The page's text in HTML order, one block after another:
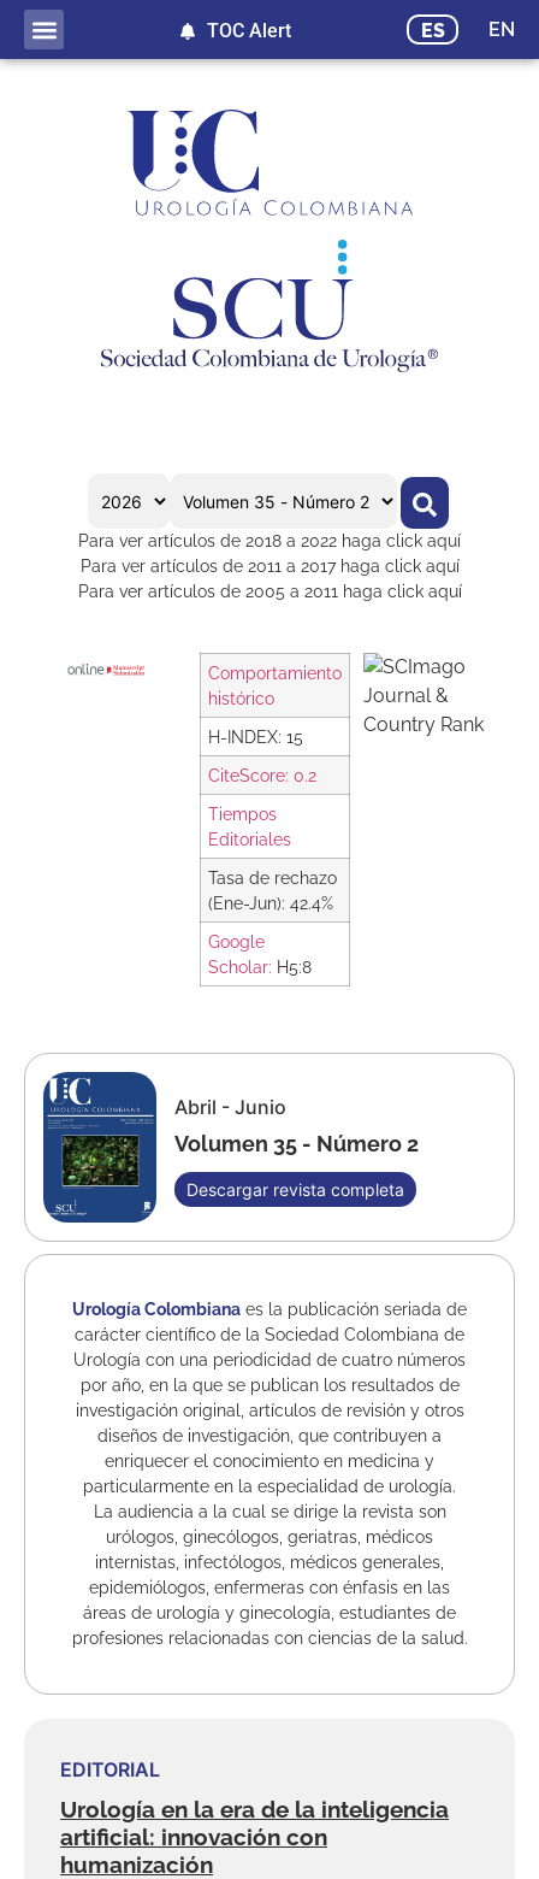
ES EN
TOC Alert
Para ver artículos de 2018 a 2022 haga click aquí
Para ver artículos de 2011 a 2017 haga click aquí
Para ver artículos de 2005 a 2011 haga click aquí
Comportamiento
histórico
H-INDEX: 15
CiteScore: 0.2
Tiempos
Editoriales
Tasa de rechazo
(Ene-Jun): 42.4%
Google
Scholar: H5:8
Abril - Junio
Volumen 35 - Número 2
Descargar revista completa
Urología Colombiana es la publicación seriada de
carácter científico de la Sociedad Colombiana de
Urología con una periodicidad de cuatro números
por año, en la que se pub­lican los resultados de
investigación original, artículos de revisión y otros
diseños de investi­gación, que contribuyen a
enriquecer el conocimiento en medicina y
particularmente en la especialidad de urología.
La audiencia a la cual se dirige la revista son
urólogos, ginecólogos, geriatras, médicos
internistas, infectólogos, médicos generales,
epidemiólogos, enfer­meras con énfasis en las
áreas de urología y ginecología, estudiantes de
profesiones rela­cionadas con ciencias de la salud.
EDITORIAL
Urología en la era de la inteligencia
artificial: innovación con
humanización